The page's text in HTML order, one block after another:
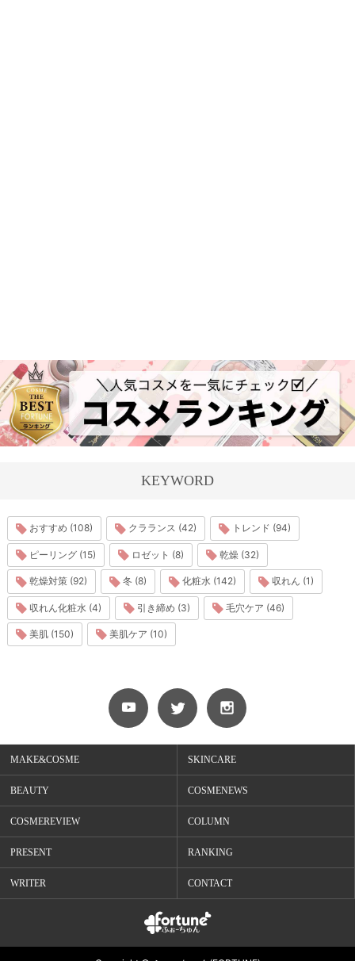
KEYWORD
おすすめ (108) クラランス (42) トレンド (94)
ピーリング (15) ロゼット (8) 乾燥 (32)
乾燥対策 (92) 冬 (8) 化粧水 (142) 収れん (1)
収れん化粧水 (4) 引き締め (3) 毛穴ケア (46)
美肌 (150) 美肌ケア (10)
MAKE&COSME SKINCARE
BEAUTY COSMENEWS
COSMEREVIEW COLUMN
PRESENT RANKING
WRITER CONTACT